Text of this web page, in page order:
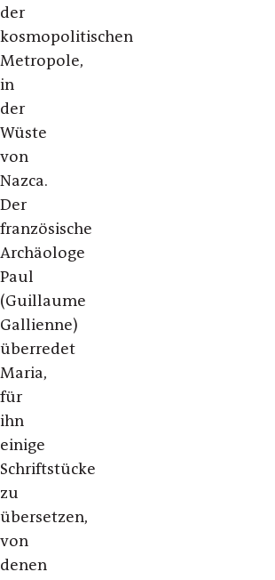
der
kosmopolitischen
Metropole,
in
der
Wüste
von
Nazca.
Der
französische
Archäologe
Paul
(Guillaume
Gallienne)
überredet
Maria,
für
ihn
einige
Schriftstücke
zu
übersetzen,
von
denen